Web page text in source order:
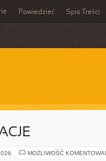
Powiedzieć Spis Treści
MOŻLIWOŚĆ